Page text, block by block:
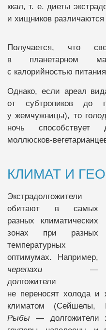
ккал, т. е. диеты
и хищников различаются
Получается, что
в планетарном
с калорийностью
Однако, если ареал
от субтропиков до
у жемчужницы), то
ночь способствует
моллюсков-
КЛИМАТ И
Экстрадолгожители
обитают в самых
разных климатических
зонах при разных
температурных
оптимумах. Например,
черепахи —
долгожители
не переносят холода
климатом (Сейшелы,
Рыбы — долгожители